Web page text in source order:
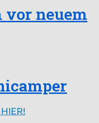
vor neuem